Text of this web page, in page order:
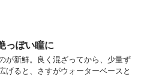
っぽい瞳に
が新鮮。良く混ざってから、少量ず
げると、さすがウォーターベースと